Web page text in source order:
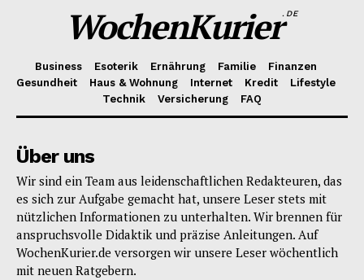
WochenKurier.DE
Business Esoterik Ernährung Familie
Finanzen
Gesundheit
Haus & Wohnung Internet Kredit
Lifestyle
Technik
Versicherung FAQ
Über uns
Wir sind ein Team aus leidenschaftlichen Redakteuren, das
es sich zur Aufgabe gemacht hat, unsere Leser stets mit
nützlichen Informationen zu unterhalten. Wir brennen für
anspruchsvolle Didaktik und präzise Anleitungen. Auf
WochenKurier.de versorgen wir unsere Leser wöchentlich
mit neuen Ratgebern.